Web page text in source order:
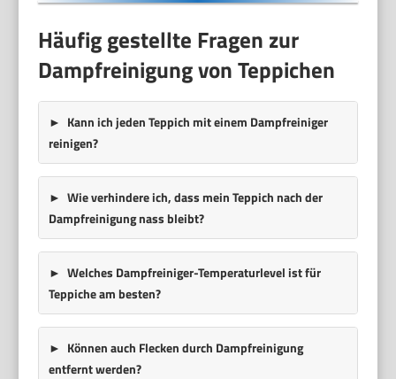
Häufig gestellte Fragen zur
Dampfreinigung von Teppichen
Kann ich jeden Teppich mit einem Dampfreiniger
reinigen?
Wie verhindere ich, dass mein Teppich nach der
Dampfreinigung nass bleibt?
Welches Dampfreiniger-Temperaturlevel ist für
Teppiche am besten?
Können auch Flecken durch Dampfreinigung
entfernt werden?